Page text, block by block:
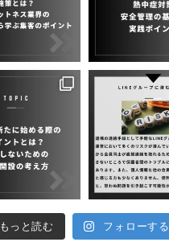
もっと読む フォローする